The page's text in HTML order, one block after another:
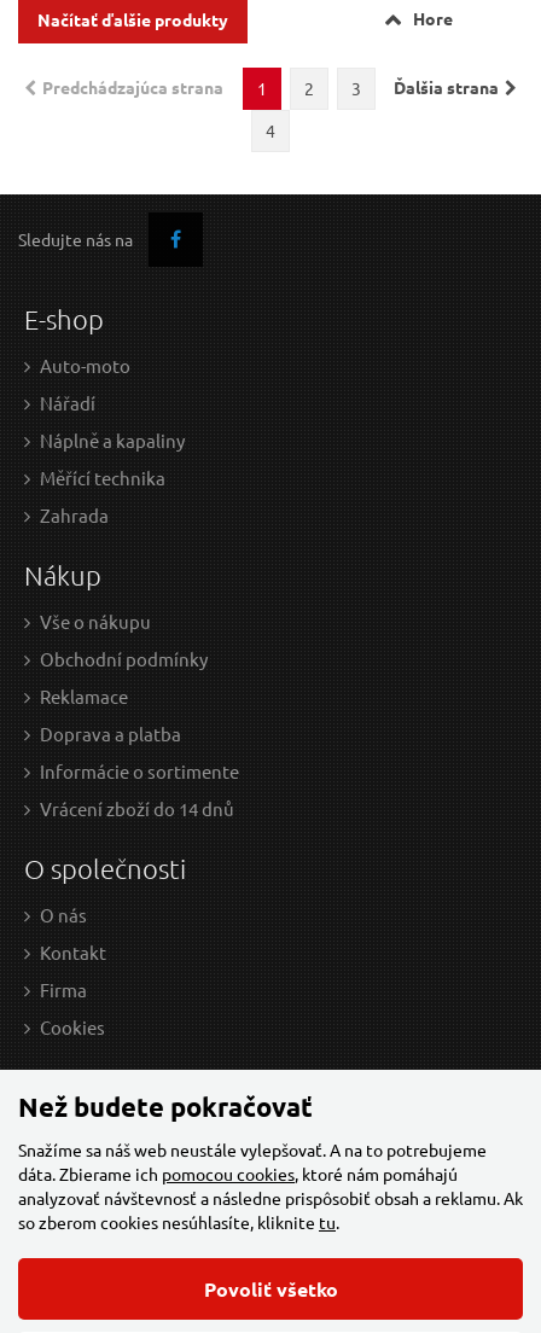
Načítať ďalšie produkty Hore
Predchádzajúca strana Ďalšia strana
1 2
3
4
Sledujte nás na
E-shop
Auto-moto
Nářadí
Náplně a kapaliny
Měřící technika
Zahrada
Nákup
Vše o nákupu
Obchodní podmínky
Reklamace
Doprava a platba
Informácie o sortimente
Vrácení zboží do 14 dnů
O společnosti
O nás
Kontakt
Firma
Cookies
Než budete pokračovať
Snažíme sa náš web neustále vylepšovať. A na to potrebujeme
dáta. Zbierame ich pomocou cookies, ktoré nám pomáhajú
analyzovať návštevnosť a následne prispôsobiť obsah a reklamu. Ak
so zberom cookies nesúhlasíte, kliknite tu.
Povoliť všetko